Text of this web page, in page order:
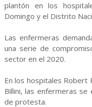
plantón en los
Domingo y el Distrito
Las enfermeras
una serie de
sector en el 2020.
En los hospitales Robert
Billini, las enfermeras se
de protesta.